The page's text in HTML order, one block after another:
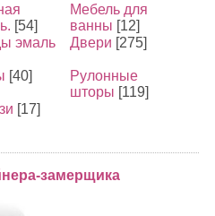
[54]
Мебель для
ванны [12]
эмаль
Двери [275]
[40]
Рулонные
шторы [119]
[17]
замерщика